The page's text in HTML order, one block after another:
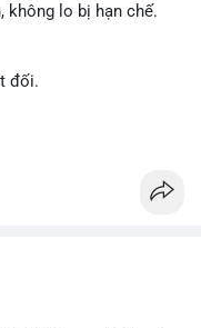
không lo bị hạn chế.
đối.